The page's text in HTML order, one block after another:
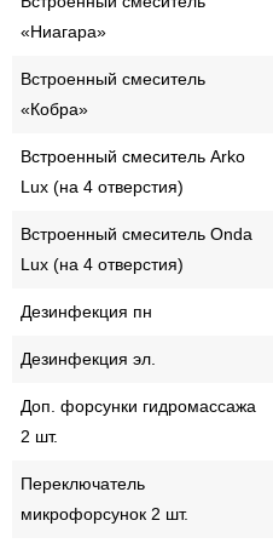
«Ниагара»
Встроенный смеситель
«Кобра»
Встроенный смеситель Arko
Lux (на 4 отверстия)
Встроенный смеситель Onda
Lux (на 4 отверстия)
Дезинфекция пн
Дезинфекция эл.
Доп. форсунки гидромассажа
2 шт.
Переключатель
микрофорсунок 2 шт.